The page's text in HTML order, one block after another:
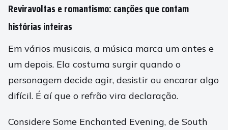
Reviravoltas e romantismo: canções que contam
histórias inteiras
Em vários musicais, a música marca um antes e
um depois. Ela costuma surgir quando o
personagem decide agir, desistir ou encarar algo
difícil. É aí que o refrão vira declaração.
Considere Some Enchanted Evening, de South